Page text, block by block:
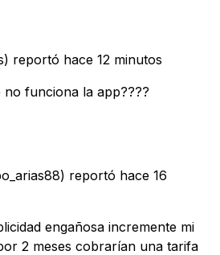
reportó hace 12 minutos
funciona la app????
reportó hace 16
engañosa incremente mi
2 meses cobrarían una tarifa